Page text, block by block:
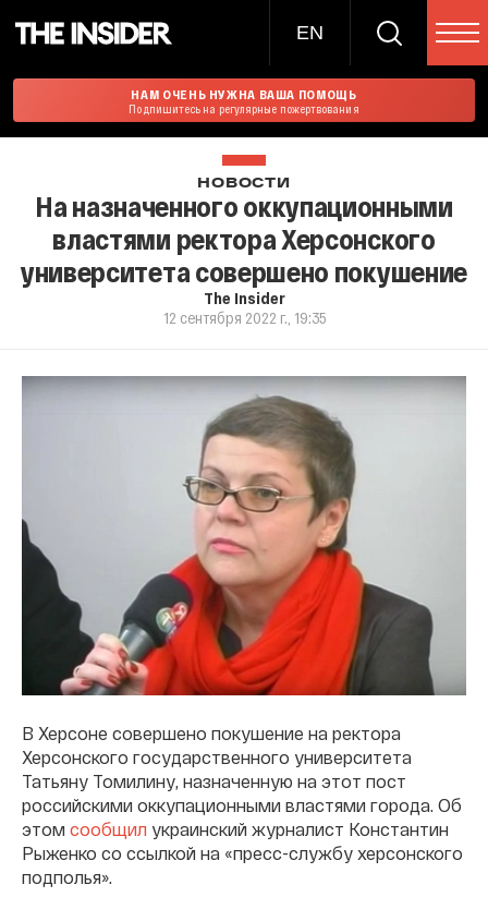
EN
НАМ ОЧЕНЬ НУЖНА ВАША ПОМОЩЬ
Подпишитесь на регулярные пожертвования
НОВОСТИ
На назначенного оккупационными
властями ректора Херсонского
университета совершено покушение
The Insider
12 сентября 2022 г., 19:35
В Херсоне совершено покушение на ректора
Херсонского государственного университета
Татьяну Томилину, назначенную на этот пост
российскими оккупационными властями города. Об
этом сообщил украинский журналист Константин
Рыженко со ссылкой на «пресс-службу херсонского
подполья».